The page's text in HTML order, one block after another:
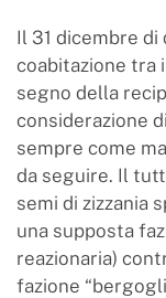
Il 31 dicembre di
coabitazione tra
segno della
considerazione
sempre come
da seguire. Il
semi di zizzania
una supposta
reazionaria)
fazione